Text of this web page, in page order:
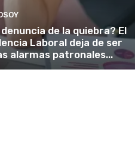
de la quiebra? El
Laboral deja de ser
alarmas patronales...